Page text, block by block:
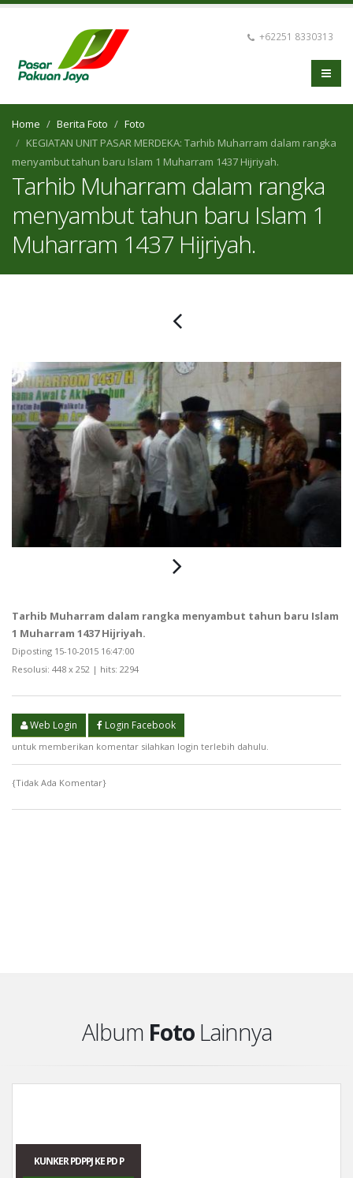
+62251 8330313
Home Berita Foto
Foto
KEGIATAN UNIT PASAR MERDEKA: Tarhib Muharram dalam rangka
menyambut tahun baru Islam 1 Muharram 1437 Hijriyah.
Tarhib Muharram dalam rangka
menyambut tahun baru Islam 1
Muharram 1437 Hijriyah.
Tarhib Muharram dalam rangka menyambut tahun baru Islam
1 Muharram 1437 Hijriyah.
Diposting 15-10-2015 16:47:00
Resolusi: 448 x 252 | hits: 2294
Web Login Login Facebook
untuk memberikan komentar silahkan login terlebih dahulu.
{Tidak Ada Komentar}
Album FotoLainnya
KUNKER PDPPJ KE PD P